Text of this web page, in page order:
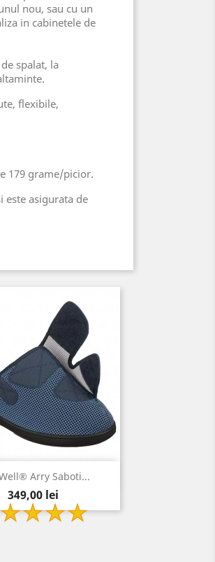
nou, sau cu un
in cabinetele de
spalat, la
flexibile,
179 grame/picior.
este asigurata de
Arry Saboti...
Pret
349,00 lei
rapida
bleumarin